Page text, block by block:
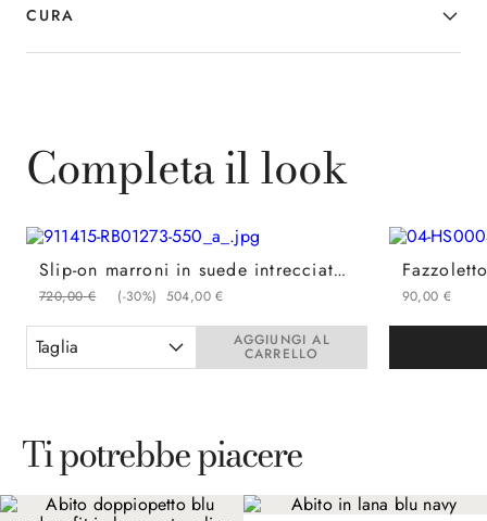
CURA
Completa il look
90,00 €
Slip-on marroni in suede intrecciato con suola in cuoio e gomma
720,00 € (-30%) 504,00 €
Taglia AGGIUNGI AL
CARRELLO
Ti potrebbe piacere